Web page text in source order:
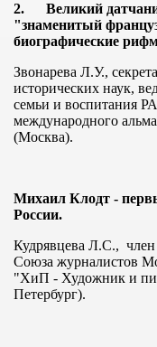
2.
Великий
"знаменитый
биографические
Звонарева Л.У.,
исторических наук,
семьи и воспитания
международного
(Москва).
Михаил Клодт -
России.
Кудрявцева Л.С.,
Союза журналистов
"ХиП - Художник и
Петербург).
2012 г.